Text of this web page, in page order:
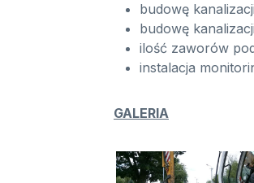
budowę
budowę
ilość zaworów
instalacja
GALERIA